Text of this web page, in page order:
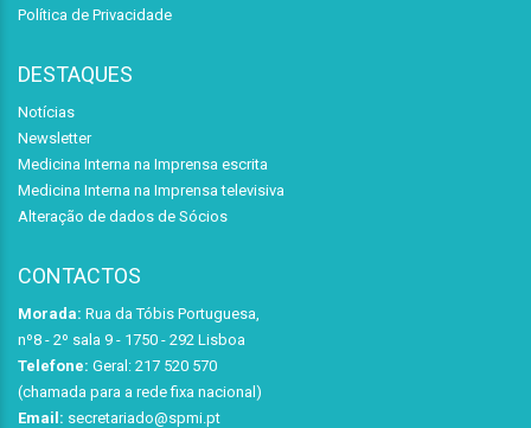
Política de Privacidade
DESTAQUES
Notícias
Newsletter
Medicina Interna na Imprensa escrita
Medicina Interna na Imprensa televisiva
Alteração de dados de Sócios
CONTACTOS
Morada: Rua da Tóbis Portuguesa,
nº8 - 2º sala 9 - 1750 - 292 Lisboa
Telefone: Geral: 217 520 570
(chamada para a rede fixa nacional)
Email: secretariado@spmi.pt